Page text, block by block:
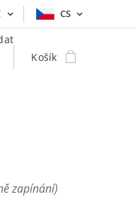
CS
Košík
zapínání)